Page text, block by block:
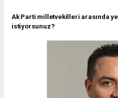
Ak Parti milletvekilleri arasında
istiyorsunuz?